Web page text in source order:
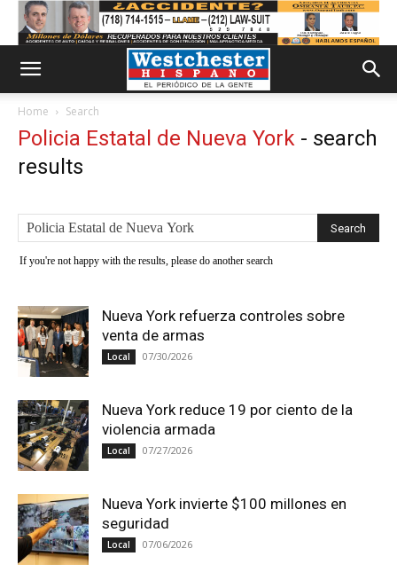
Home Search
Policia Estatal de Nueva York - search
results
If you're not happy with the results, please do another search
Nueva York refuerza controles sobre
venta de armas
Local 07/30/2026
Nueva York reduce 19 por ciento de la
violencia armada
Local 07/27/2026
Nueva York invierte $100 millones en
seguridad
Local 07/06/2026